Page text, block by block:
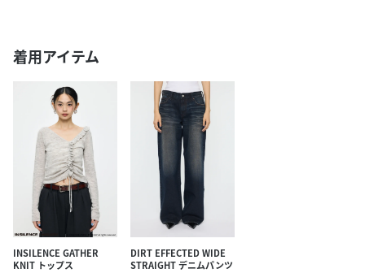
着用アイテム
INSILENCE GATHER
KNIT トップス
DIRT EFFECTED WIDE
STRAIGHT デニムパンツ